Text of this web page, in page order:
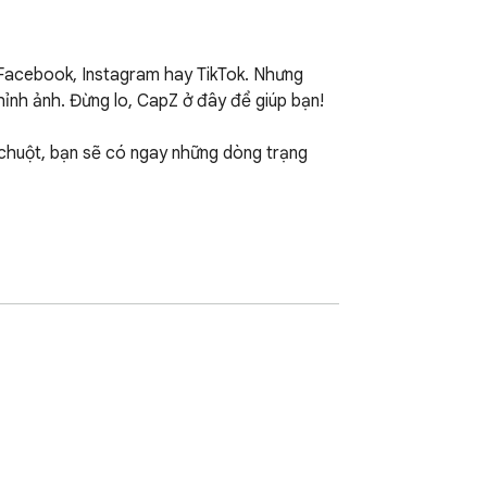
Instagram hay TikTok. Nhưng
ảnh. Đừng lo, CapZ ở đây để giúp bạn!
bạn sẽ có ngay những dòng trạng